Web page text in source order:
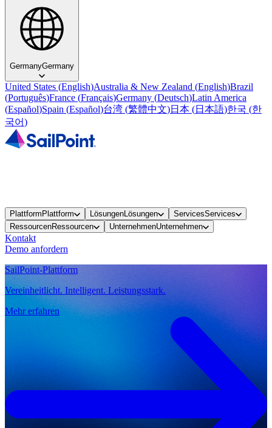
GermanyGermany
United States (English)Australia & New Zealand (English)Brazil
(Português)France (Français)Germany (Deutsch)Latin America
(Español)Spain (Español)台湾 (繁體中文)日本 (日本語)한국 (한
국어)
Plattform Plattform LösungenLösungen ServicesServices
RessourcenRessourcen UnternehmenUnternehmen
Kontakt
Demo anfordern
SailPoint-Plattform
Vereinheitlicht. Intelligent. Leistungsstark.
Mehr erfahren